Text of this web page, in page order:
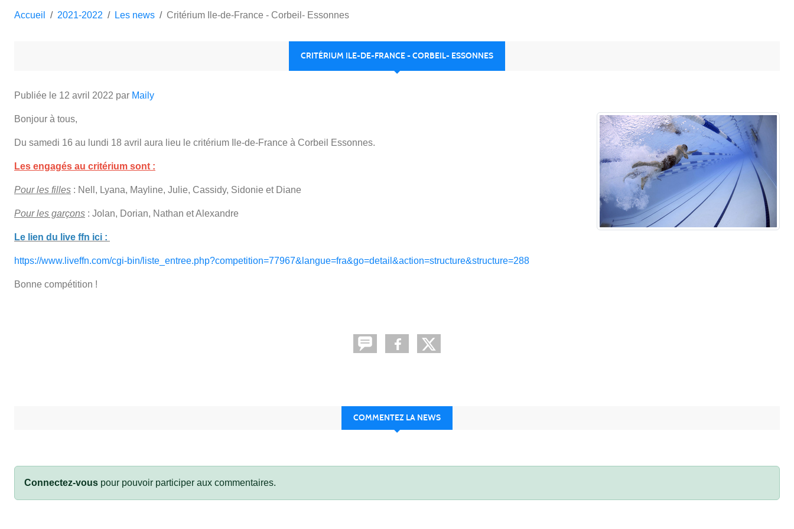
Accueil 2021-2022 Les news Critérium Ile-de-France - Corbeil- Essonnes
CRITÉRIUM ILE-DE-FRANCE - CORBEIL- ESSONNES
Publiée le 12 avril 2022 par Maily
Bonjour à tous,
Du samedi 16 au lundi 18 avril aura lieu le critérium Ile-de-France à Corbeil Essonnes.
Les engagés au critérium sont :
Pour les filles : Nell, Lyana, Mayline, Julie, Cassidy, Sidonie et Diane
Pour les garçons : Jolan, Dorian, Nathan et Alexandre
Le lien du live ffn ici :
https://www.liveffn.com/cgi-bin/liste_entree.php?competition=77967&langue=fra&go=detail&action=structure&structure=288
Bonne compétition !
COMMENTEZ LA NEWS
Connectez-vous pour pouvoir participer aux commentaires.